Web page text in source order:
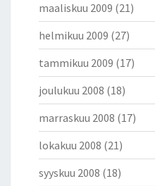
maaliskuu 2009 (21)
helmikuu 2009 (27)
tammikuu 2009 (17)
joulukuu 2008 (18)
marraskuu 2008 (17)
lokakuu 2008 (21)
syyskuu 2008 (18)